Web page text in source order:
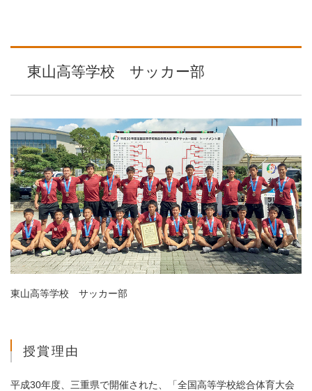
東山高等学校 サッカー部
東山高等学校 サッカー部
授賞理由
平成30年度、三重県で開催された、「全国高等学校総合体育大会